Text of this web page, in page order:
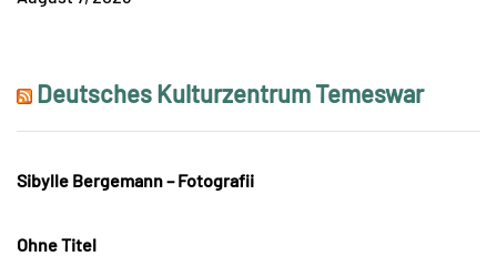
Deutsches Kulturzentrum Temeswar
Sibylle Bergemann – Fotografii
Ohne Titel